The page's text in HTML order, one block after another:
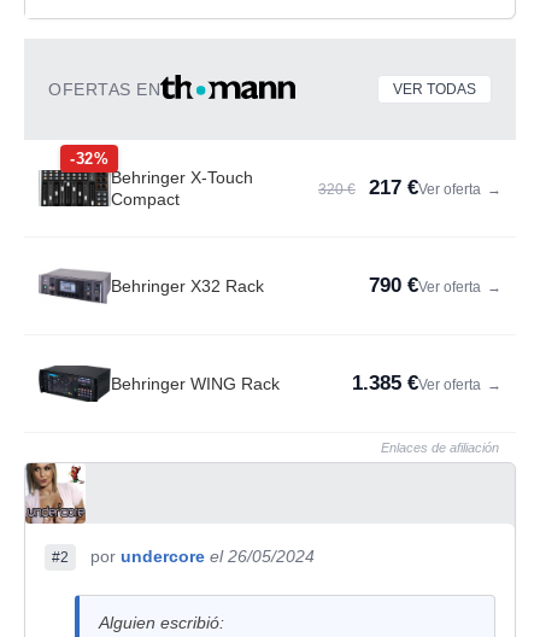
OFERTAS EN VER TODAS
-32%
Behringer X-Touch
Compact
320 € 217 €Ver oferta →
Behringer X32 Rack 790 €Ver oferta →
Behringer WING Rack 1.385 €Ver oferta →
Enlaces de afiliación
#2 por undercore el 26/05/2024
Alguien escribió: